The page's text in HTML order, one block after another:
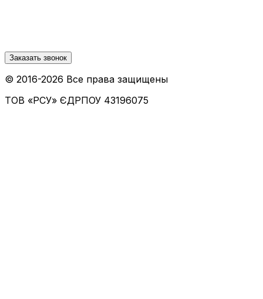
Заказать звонок
© 2016-2026 Все права защищены
ТОВ «РСУ» ЄДРПОУ 43196075